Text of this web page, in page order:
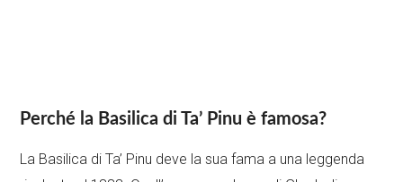
Perché la Basilica di Ta’ Pinu è famosa?
La Basilica di Ta’ Pinu deve la sua fama a una leggenda